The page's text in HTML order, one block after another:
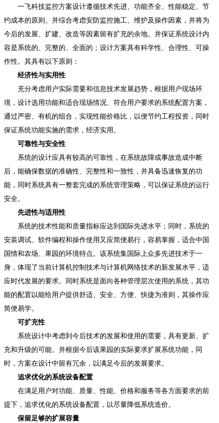
一飞科技监控方案设计遵循技术先进、功能齐全、性能稳定、节
约成本的原则。并综合考虑安防监控施工、维护及操作因素，并将为
今后的发展、扩建、改造等因素留有扩充的余地。并保证系统设计内
容是系统的、完整的、全面的；设计方案具有科学性、合理性、可操
作性。其具有以下原则：
经济性与实用性
充分考虑用户实际需要和信息技术发展趋势，根据用户现场环
境，设计选用功能和适合现场情况、符合用户要求的系统配置方案，
通过严密、有机的组合，实现性能价格比，以便节约工程投资，同时
保证系统功能实施的需求，经济实用。
可靠性与安全性
系统的设计应具有较高的可靠性，在系统故障或事故造成中断
后，能确保数据的准确性、完整性和一致性，并具备迅速恢复的功
能，同时系统具有一整套完成的系统管理策略，可以保证系统的运行
安全。
先进性与适用性
系统的技术性能和质量指标应达到国际先进水平；同时，系统的
安装调试、软件编程和操作使用又应简便易行，容易掌握，适合中国
国情和农场、果园的环境特点。该系统集国际上众多先进技术于一
身，体现了当前计算机控制技术与计算机网络技术的新发展水平，适
应时代发展的要求。同时系统是面向各种管理层次使用的系统，其功
能的配置以能给用户提供舒适、安全、方便、快捷为准则，其操作应
简便易学。
可扩充性
系统设计中考虑到今后技术的发展和使用的需要，具有更新、扩
充和升级的可能。并根据今后该果园的实际要求扩展系统功能，同
时，方案在设计中留有冗余，以满足今后的发展要求。
追求优化的系统设备配置
在满足用户对功能、质量、性能、价格和服务等各方面要求的前
提下，追求优化的系统设备配置，以尽量降低系统造价。
保留足够的扩展容量